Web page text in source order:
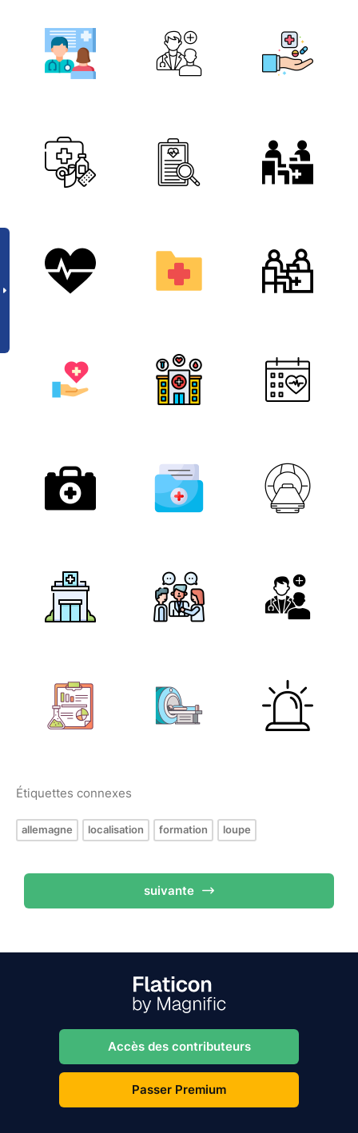
Étiquettes connexes
allemagne localisation formation loupe
suivante
Accès des contributeurs
Passer Premium